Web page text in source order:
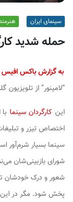
سینمای ایران
حمله شدید
به گزارش باکس افیس
“لامینور” از
این کارگردان سینما
اختصاص تیزر و
سینما بسیار شرم‌آور
شورای بازبینی‌شان
شعور و درک خودشان
پخش شود. مگر در این